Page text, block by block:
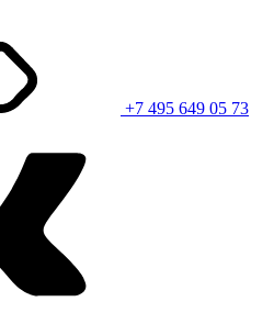
+7 495 649 05 73